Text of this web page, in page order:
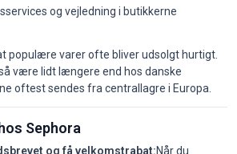
og vejledning i butikkerne
populære varer ofte bliver udsolgt hurtigt.
være lidt længere end hos danske
oftest sendes fra centrallagre i Europa.
Sephora
og få velkomstrabat:Når du